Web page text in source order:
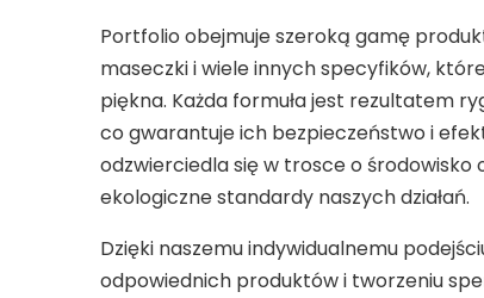
Portfolio obejmuje szeroką gamę
maseczki i wiele innych specyfików,
piękna. Każda formuła jest rezultatem
co gwarantuje ich bezpieczeństwo i
odzwierciedla się w trosce o
ekologiczne standardy naszych działań.
Dzięki naszemu indywidualnemu
odpowiednich produktów i tworzeniu